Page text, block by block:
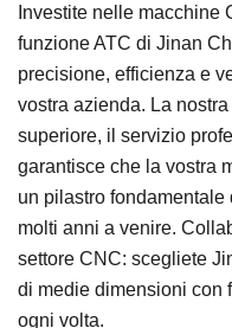
Investite nelle macchine
funzione ATC di Jinan
precisione, efficienza e
vostra azienda. La
superiore, il servizio
garantisce che la vostra
un pilastro
molti anni a venire.
settore CNC: scegliete
di medie dimensioni con
ogni volta.